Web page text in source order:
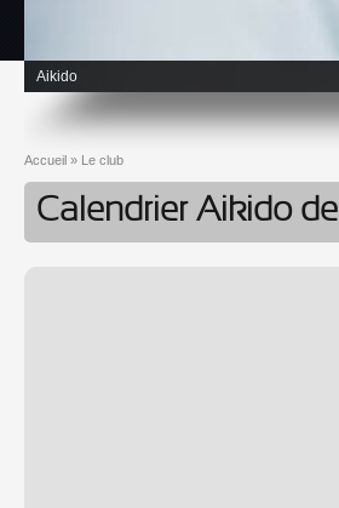
Aikido
Vous êtes ici
Accueil » Le club
Calendrier Aikido